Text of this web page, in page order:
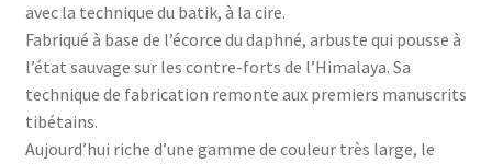
avec la technique du batik, à la cire.
Fabriqué à base de l’écorce du daphné, arbuste qui pousse à
l’état sauvage sur les contre-forts de l’Himalaya. Sa
technique de fabrication remonte aux premiers manuscrits
tibétains.
Aujourd’hui riche d’une gamme de couleur très large, le